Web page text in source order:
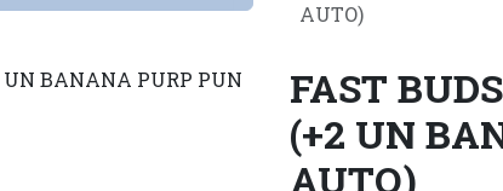
AUTO)
FAST
(+2 UN
AUTO)